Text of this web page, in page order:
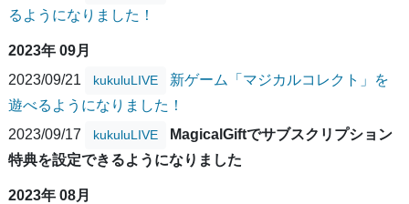
るようになりました！
2023年 09月
2023/09/21
kukuluLIVE
新ゲーム「マジカルコレクト」を
遊べるようになりました！
2023/09/17
kukuluLIVE
MagicalGiftでサブスクリプション
特典を設定できるようになりました
2023年 08月